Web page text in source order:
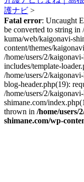
護ナビ >
Fatal error: Uncaught
be converted to string in
kuma/web/kaigonavi-
content/themes/
/home/users/2/
includes/template-
/home/users/2/
blog-header.php(19):
/home/users/2/
shimane.com/
thrown in /home/users/
shimane.com/wp-